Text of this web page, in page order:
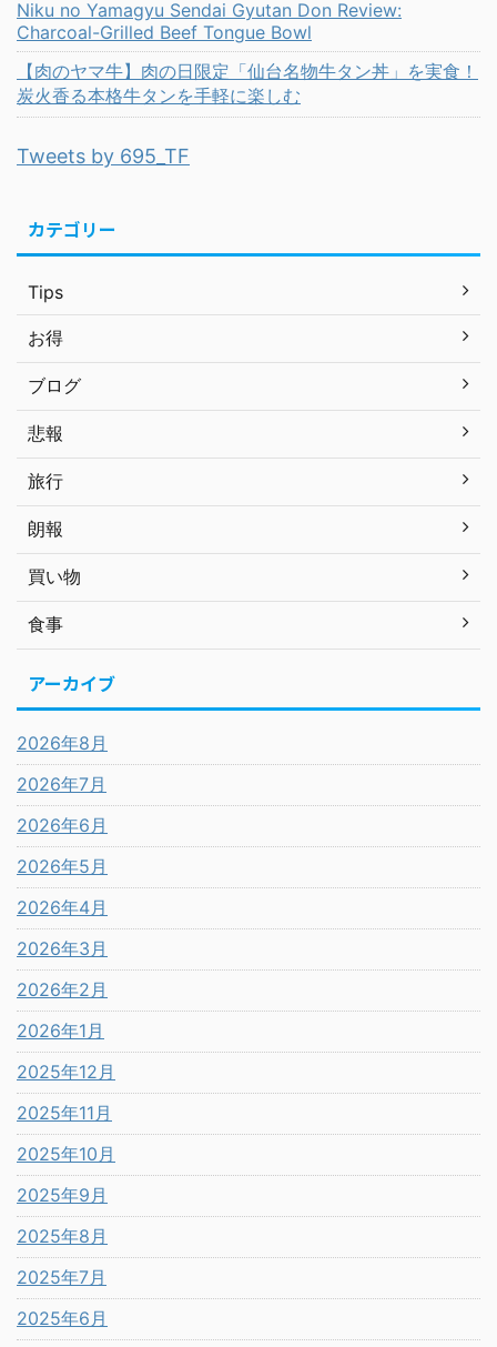
Niku no Yamagyu Sendai Gyutan Don Review:
Charcoal-Grilled Beef Tongue Bowl
【肉のヤマ牛】肉の日限定「仙台名物牛タン丼」を実食！
炭火香る本格牛タンを手軽に楽しむ
Tweets by 695_TF
カテゴリー
Tips
お得
ブログ
悲報
旅行
朗報
買い物
食事
アーカイブ
2026年8月
2026年7月
2026年6月
2026年5月
2026年4月
2026年3月
2026年2月
2026年1月
2025年12月
2025年11月
2025年10月
2025年9月
2025年8月
2025年7月
2025年6月